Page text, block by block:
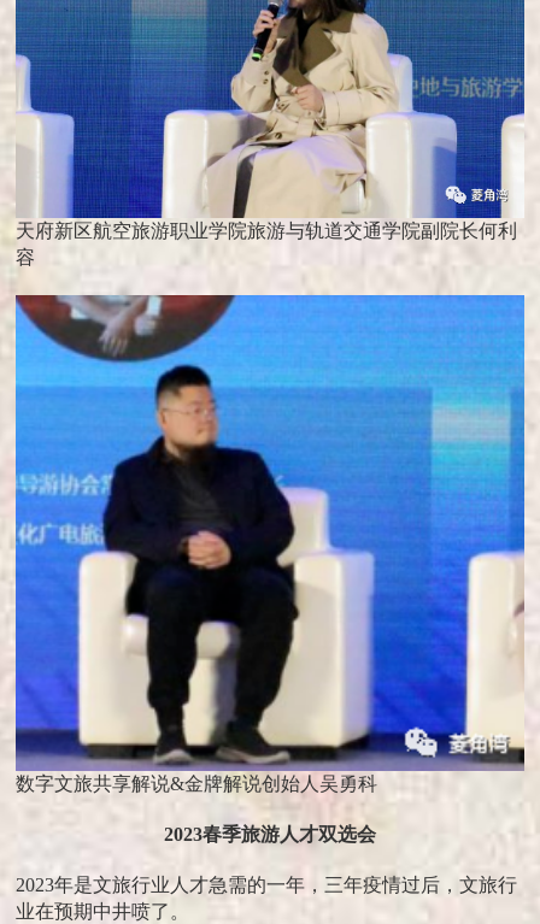
天府新区航空旅游职业学院旅游与轨道交通学院副院长何利
容
数字文旅共享解说&金牌解说创始人吴勇科
2023春季旅游人才双选会
2023年是文旅行业人才急需的一年，三年疫情过后，文旅行
业在预期中井喷了。